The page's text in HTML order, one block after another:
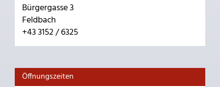
Bürgergasse 3
Feldbach
+43 3152 / 6325
Öffnungszeiten